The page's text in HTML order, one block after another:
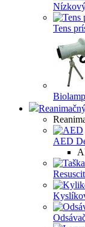
Tens
AED